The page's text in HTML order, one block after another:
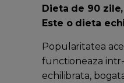
Dieta de 90
Este o dieta
Popularitatea
functioneaza
echilibrata,